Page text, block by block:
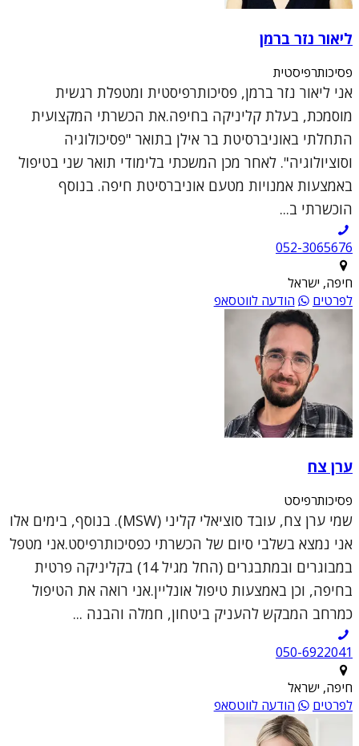
ליאור נזר ברמן
פסיכותרפיסטית
אני ליאור נזר ברמן, פסיכותרפיסטית ומטפלת רגשית
מוסמכת, בעלת קליניקה בחיפה.את הכשרתי המקצועית
התחלתי באוניברסיטת בר אילן בתואר "פסיכולוגיה
וסוציולוגיה". לאחר מכן המשכתי בלימודי תואר שני בטיפול
באמצעות אמנויות מטעם אוניברסיטת חיפה. בנוסף
הוכשרתי ב...
052-3065676
חיפה, ישראל
לפרטים
הודעה לווטסאפ
ערן צח
פסיכותרפיסט
שמי ערן צח, עובד סוציאלי קליני (MSW). בנוסף, בימים אלו
אני נמצא בשלבי סיום של הכשרתי כפסיכותרפיסט.אני מטפל
במבוגרים ובמתבגרים (החל מגיל 14) בקליניקה פרטית
בחיפה, וכן באמצעות טיפול אונליין.אני רואה את הטיפול
כמרחב המבקש להעניק ביטחון, חמלה והבנה ...
050-6922041
חיפה, ישראל
לפרטים
הודעה לווטסאפ